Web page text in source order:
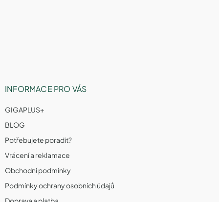
INFORMACE PRO VÁS
GIGAPLUS+
BLOG
Potřebujete poradit?
Vrácení a reklamace
Obchodní podmínky
Podmínky ochrany osobních údajů